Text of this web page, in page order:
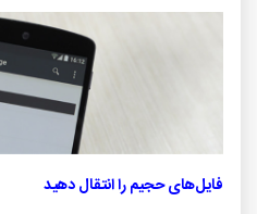
فایل‌های حجیم را انتقال دهید